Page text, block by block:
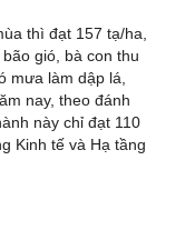
thì đạt 157 tạ/ha,
gió, bà con thu
mưa làm dập lá,
nay, theo đánh
này chỉ đạt 110
Kinh tế và Hạ tầng